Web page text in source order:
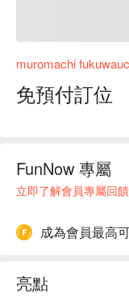
muromachi
免預付訂位
FunNow 專屬
立即了解會員專屬回饋
成為會員最高
亮點